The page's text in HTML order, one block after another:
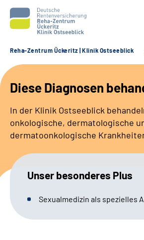
Unsere Klinik
Unsere Angebote
Service
Sozialdienste & Zuweisende
Suche
Reha-Zentrum Ückeritz | Klinik Ostseeblick
Diese Diagnosen
In der Klinik Ostseeblick
onkologische, dermatologische
dermatoonkologische
Unser besonderes Plus
Sexualmedizin als spezielles